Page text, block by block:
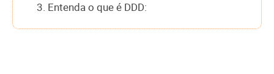
3. Entenda o que é DDD: